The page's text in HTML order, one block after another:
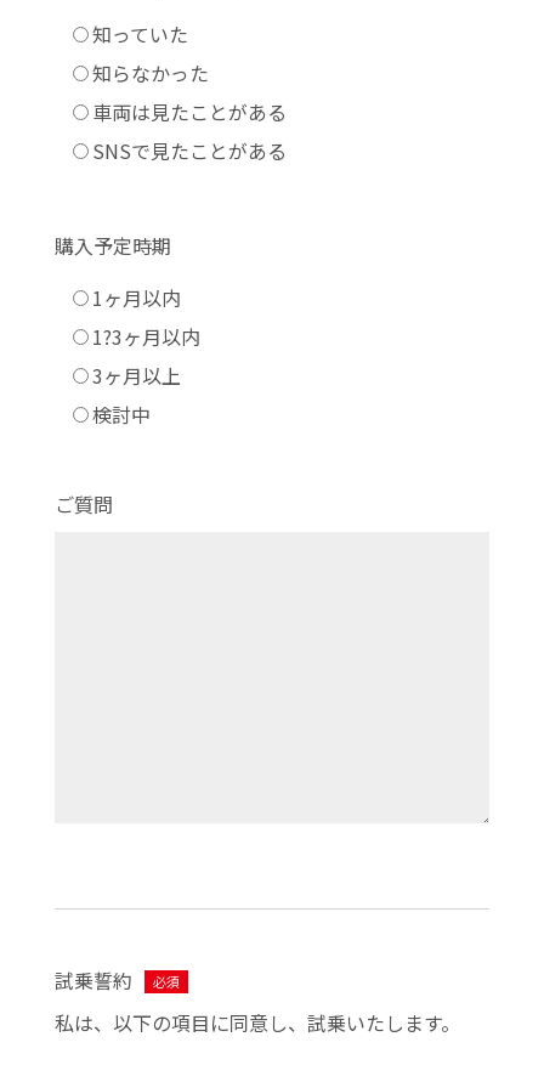
知っていた
知らなかった
車両は見たことがある
SNSで見たことがある
購入予定時期
1ヶ月以内
1?3ヶ月以内
3ヶ月以上
検討中
ご質問
試乗誓約 必須
私は、以下の項目に同意し、試乗いたします。